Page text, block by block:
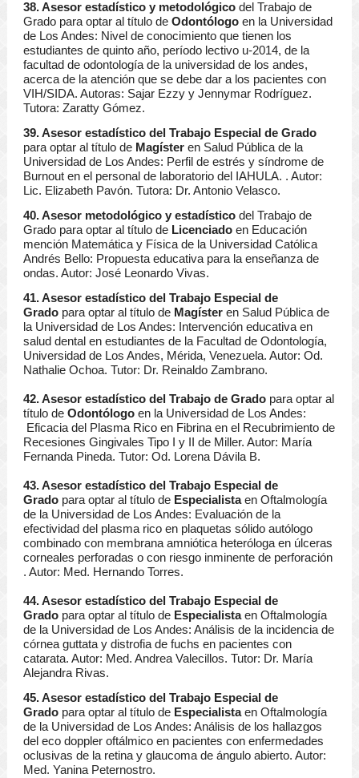
38. Asesor estadístico y metodológicodel Trabajo de
Grado para optar al título de Odontólogoen la Universidad
de Los Andes: Nivel de conocimiento que tienen los
estudiantes de quinto año, período lectivo u-2014, de la
facultad de odontología de la universidad de los andes,
acerca de la atención que se debe dar a los pacientes con
VIH/SIDA. Autoras: Sajar Ezzy y Jennymar Rodríguez.
Tutora: Zaratty Gómez.
39. Asesor estadístico del Trabajo Especial de Grado
para optar al título de Magísteren Salud Pública de la
Universidad de Los Andes: Perfil de estrés y síndrome de
Burnout en el personal de laboratorio del IAHULA. . Autor:
Lic. Elizabeth Pavón. Tutora: Dr. Antonio Velasco.
40. Asesor metodológico y estadísticodel Trabajo de
Grado para optar al título de Licenciadoen Educación
mención Matemática y Física de la Universidad Católica
Andrés Bello: Propuesta educativa para la enseñanza de
ondas. Autor: José Leonardo Vivas.
41. Asesor estadístico del Trabajo Especial de
Gradopara optar al título de Magísteren Salud Pública de
la Universidad de Los Andes: Intervención educativa en
salud dental en estudiantes de la Facultad de Odontología,
Universidad de Los Andes, Mérida, Venezuela. Autor: Od.
Nathalie Ochoa. Tutor: Dr. Reinaldo Zambrano.
42. Asesor estadístico del Trabajo de Gradopara optar al
título de Odontólogoen la Universidad de Los Andes:
Eficacia del Plasma Rico en Fibrina en el Recubrimiento de
Recesiones Gingivales Tipo I y II de Miller. Autor: María
Fernanda Pineda. Tutor: Od. Lorena Dávila B.
43. Asesor estadístico del Trabajo Especial de
Gradopara optar al título de Especialistaen Oftalmología
de la Universidad de Los Andes: Evaluación de la
efectividad del plasma rico en plaquetas sólido autólogo
combinado con membrana amniótica heteróloga en úlceras
corneales perforadas o con riesgo inminente de perforación
. Autor: Med. Hernando Torres.
44. Asesor estadístico del Trabajo Especial de
Gradopara optar al título de Especialistaen Oftalmología
de la Universidad de Los Andes: Análisis de la incidencia de
córnea guttata y distrofia de fuchs en pacientes con
catarata. Autor: Med. Andrea Valecillos. Tutor: Dr. María
Alejandra Rivas.
45. Asesor estadístico del Trabajo Especial de
Gradopara optar al título de Especialistaen Oftalmología
de la Universidad de Los Andes: Análisis de los hallazgos
del eco doppler oftálmico en pacientes con enfermedades
oclusivas de la retina y glaucoma de ángulo abierto. Autor:
Med. Yanina Peternostro.